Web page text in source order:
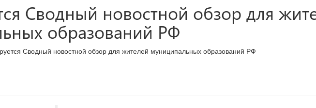
Сводный новостной обзор для
образований РФ
Сводный новостной обзор для жителей муниципальных образований РФ